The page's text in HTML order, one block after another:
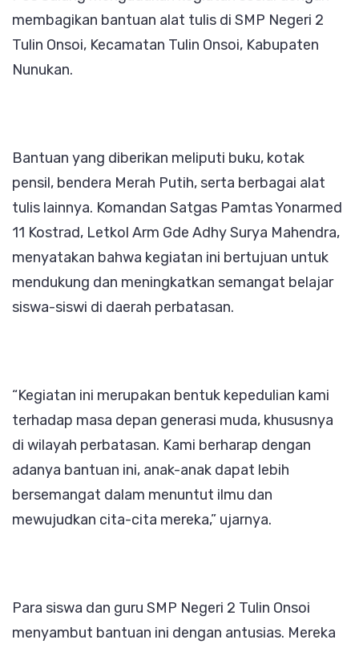
Alat
Tulis
membagikan bantuan alat tulis di SMP Negeri 2
Tulin Onsoi, Kecamatan Tulin Onsoi, Kabupaten
Nunukan.
Bantuan yang diberikan meliputi buku, kotak
pensil, bendera Merah Putih, serta berbagai alat
tulis lainnya. Komandan Satgas Pamtas Yonarmed
11 Kostrad, Letkol Arm Gde Adhy Surya Mahendra,
menyatakan bahwa kegiatan ini bertujuan untuk
mendukung dan meningkatkan semangat belajar
siswa-siswi di daerah perbatasan.
“Kegiatan ini merupakan bentuk kepedulian kami
terhadap masa depan generasi muda, khususnya
di wilayah perbatasan. Kami berharap dengan
adanya bantuan ini, anak-anak dapat lebih
bersemangat dalam menuntut ilmu dan
mewujudkan cita-cita mereka,” ujarnya.
Para siswa dan guru SMP Negeri 2 Tulin Onsoi
menyambut bantuan ini dengan antusias. Mereka